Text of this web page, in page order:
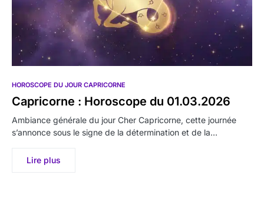
HOROSCOPE DU JOUR CAPRICORNE
Capricorne : Horoscope du 01.03.2026
Ambiance générale du jour Cher Capricorne, cette journée
s’annonce sous le signe de la détermination et de la…
Lire plus